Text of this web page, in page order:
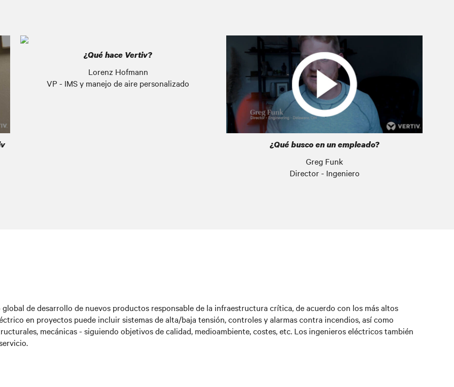
¿Qué hace Vertiv?
Lorenz Hofmann
VP - IMS y manejo de aire personalizado
¿Qué busco en un empleado?
Greg Funk
Director - Ingeniero
de desarrollo de nuevos productos responsable de la infraestructura crítica, de acuerdo con los más altos
en proyectos puede incluir sistemas de alta/baja tensión, controles y alarmas contra incendios, así como
mecánicas - siguiendo objetivos de calidad, medioambiente, costes, etc. Los ingenieros eléctricos también